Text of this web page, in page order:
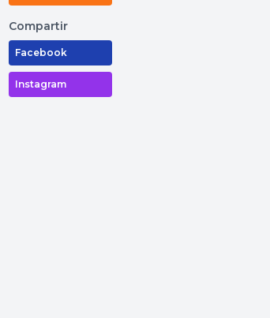
Compartir
Facebook
Instagram